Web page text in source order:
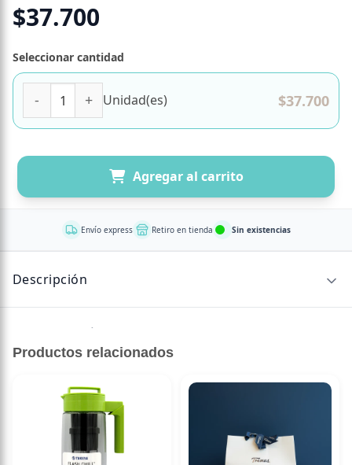
$37.700
Seleccionar cantidad
Unidad(es) $37.700
Agregar al carrito
Envío express Retiro en tienda Sin existencias
Descripción
Sin descripción disponible.
Productos relacionados